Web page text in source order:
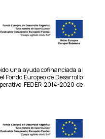
una ayuda cofinanciada al
Fondo Europeo de Desarrollo
FEDER 2014-2020 de